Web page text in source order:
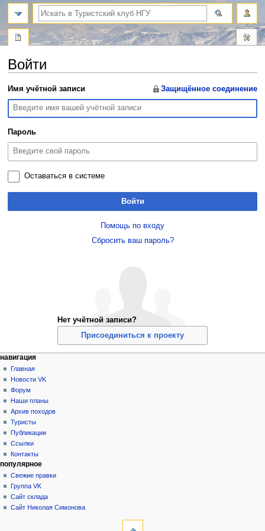
Войти
Перейти
к
навигации
Перейти
к
поиску
Имя учётной записи Защищённое соединение
Пароль
Оставаться в системе
Войти
Помощь по входу
Сбросить ваш пароль?
Нет учётной записи?
Присоединиться к проекту
Н
а
в
и
а
ц
и
я
действия на странице
служебная
страница
персональные инструменты
создать
учётную
запись
войти
навигация
Главная
Новости VK
Форум
Наши планы
Архив походов
Туристы
Публикации
Ссылки
Контакты
поиск
популярное
Свежие правки
Группа VK
Сайт склада
Сайт Николая Симонова